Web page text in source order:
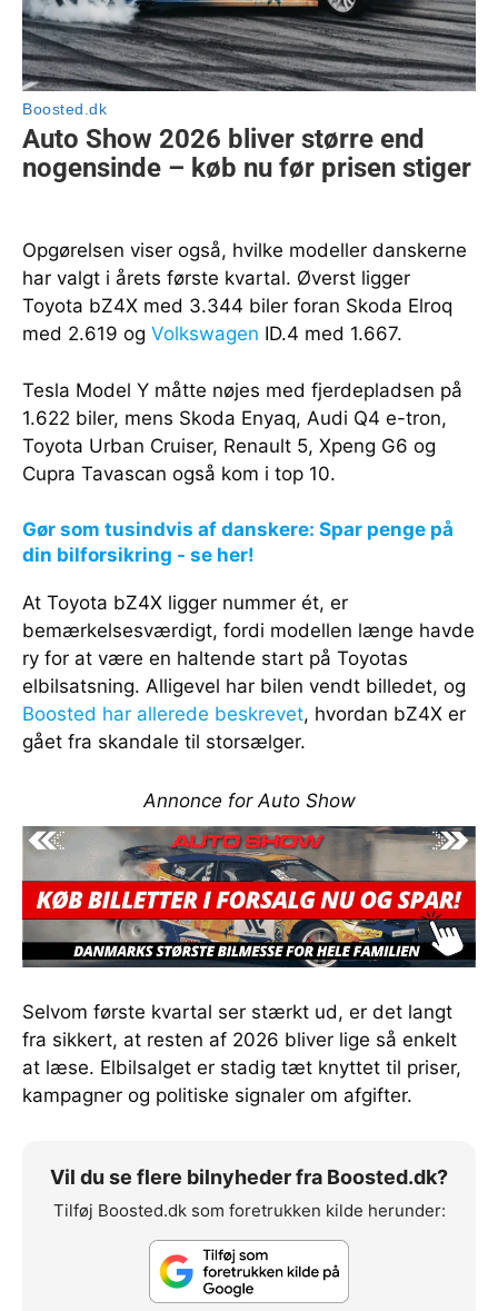
Opgørelsen viser også, hvilke modeller danskerne
har valgt i årets første kvartal. Øverst ligger
Toyota bZ4X med 3.344 biler foran Skoda Elroq
med 2.619 og Volkswagen ID.4 med 1.667.
Tesla Model Y måtte nøjes med fjerdepladsen på
1.622 biler, mens Skoda Enyaq, Audi Q4 e-tron,
Toyota Urban Cruiser, Renault 5, Xpeng G6 og
Cupra Tavascan også kom i top 10.
Gør som tusindvis af danskere: Spar penge på
din bilforsikring - se her!
At Toyota bZ4X ligger nummer ét, er
bemærkelsesværdigt, fordi modellen længe havde
ry for at være en haltende start på Toyotas
elbilsatsning. Alligevel har bilen vendt billedet, og
Boosted har allerede beskrevet, hvordan bZ4X er
gået fra skandale til storsælger.
Annonce for Auto Show
Selvom første kvartal ser stærkt ud, er det langt
fra sikkert, at resten af 2026 bliver lige så enkelt
at læse. Elbilsalget er stadig tæt knyttet til priser,
kampagner og politiske signaler om afgifter.
Vil du se flere bilnyheder fra Boosted.dk?
Tilføj Boosted.dk som foretrukken kilde herunder: